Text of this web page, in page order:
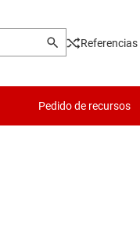
Pedido de recursos